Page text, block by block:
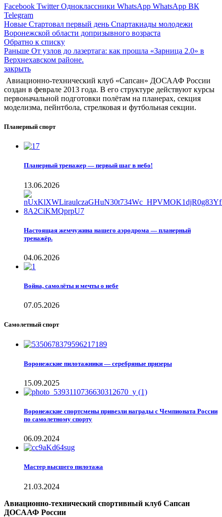
Facebook Twitter Одноклассники WhatsApp WhatsApp ВК
Telegram
Новые Стартовал первый день Спартакиады молодежи
Воронежской области допризывного возраста
Обратно к списку
Раньше От узлов до лазертага: как прошла «Зарница 2.0» в
Верхнехавском районе.
закрыть
Авиационно-технический клуб «Сапсан» ДОСААФ России
создан в феврале 2013 года. В его структуре действуют курсы
первоначальной подготовки полётам на планерах, секция
моделизма, пейнтбола, стрелковая и футбольная секции.
Планерный спорт
Планерный тренажер — первый шаг в небо!
13.06.2026
Настоящая жемчужина нашего аэродрома — планерный
тренажёр.
04.06.2026
Война, самолёты и мечты о небе
07.05.2026
Самолетный спорт
Воронежские пилотажники — серебряные призеры
15.09.2025
Воронежские спортсмены привезли награды с Чемпионата России
по самолетному спорту
06.09.2024
Мастер высшего пилотажа
21.03.2024
Авиационно-технический спортивный клуб Сапсан
ДОСААФ России